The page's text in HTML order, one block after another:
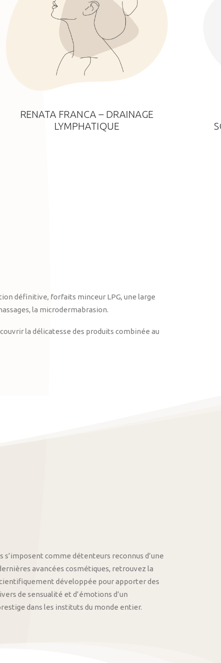
RENATA FRANCA – DRAINAGE
LYMPHATIQUE
définitive, forfaits minceur LPG, une large
la microdermabrasion.
la délicatesse des produits combinée au
s’imposent comme détenteurs reconnus d’une
avancées cosmétiques, retrouvez la
développée pour apporter des
de sensualité et d’émotions d’un
dans les instituts du monde entier.